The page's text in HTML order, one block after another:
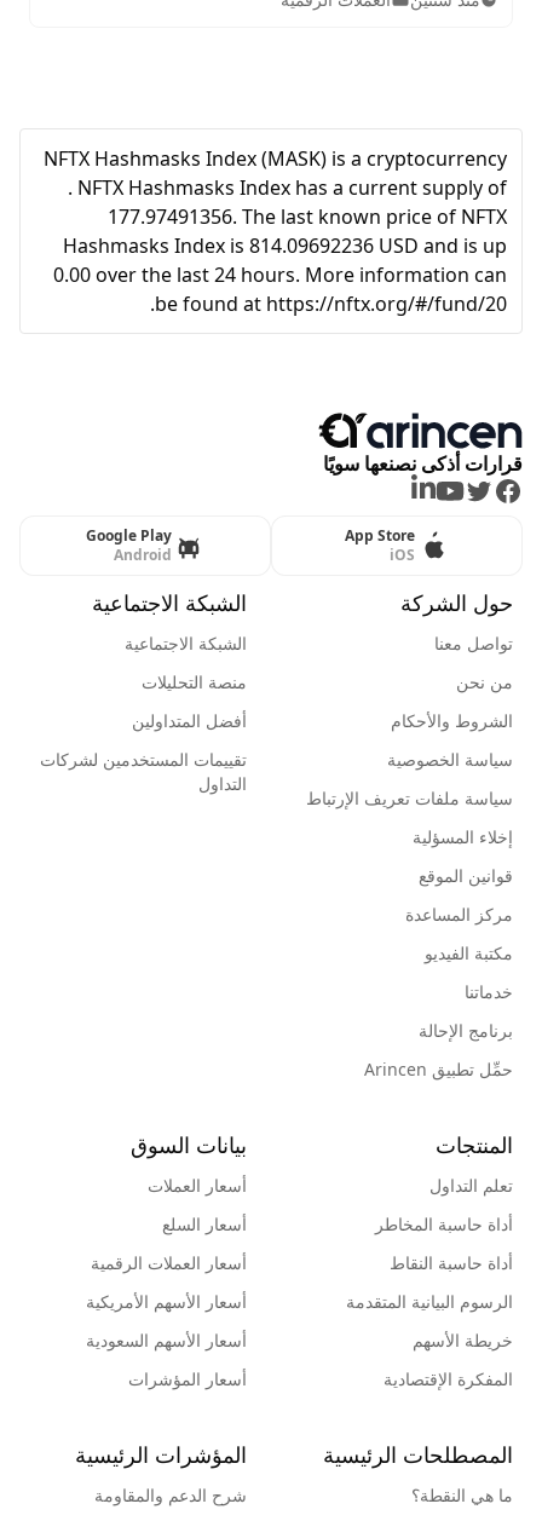
الرقمية بكل دقة وموثوقية.
NFTX Hashmasks Index (MASK) is a cryptocurrency
. NFTX Hashmasks Index has a current supply of
177.97491356. The last known price of NFTX
Hashmasks Index is 814.09692236 USD and is up
0.00 over the last 24 hours. More information can
be found at https://nftx.org/#/fund/20.
قرارات أذكى نصنعها سويًا
Facebook
Twitter
Youtube
LinkedIn
App Store
iOS
Google Play
Android
حول الشركة
تواصل معنا
من نحن
الشروط والأحكام
سياسة الخصوصية
سياسة ملفات تعريف الإرتباط
إخلاء المسؤلية
قوانين الموقع
مركز المساعدة
مكتبة الفيديو
خدماتنا
برنامج الإحالة
حمِّل تطبيق Arincen
الشبكة الاجتماعية
الشبكة الاجتماعية
منصة التحليلات
أفضل المتداولين
تقييمات المستخدمين لشركات
التداول
المنتجات
تعلم التداول
أداة حاسبة المخاطر
أداة حاسبة النقاط
الرسوم البيانية المتقدمة
خريطة الأسهم
المفكرة الإقتصادية
بيانات السوق
أسعار العملات
أسعار السلع
أسعار العملات الرقمية
أسعار الأسهم الأمريكية
أسعار الأسهم السعودية
أسعار المؤشرات
المصطلحات الرئيسية
ما هي النقطة؟
المؤشرات الرئيسية
شرح الدعم والمقاومة